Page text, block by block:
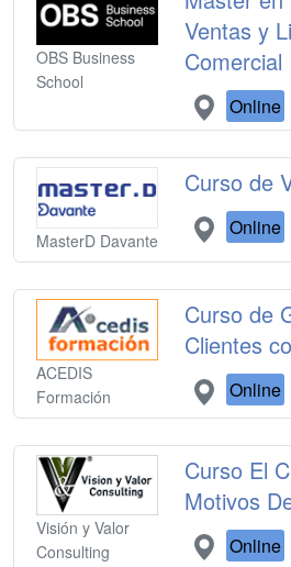
OBS Business
School
Ventas y
Comercial
Online
MasterD Davante
Curso de
Online
ACEDIS
Formación
Curso de
Clientes
Online
Visión y Valor
Consulting
Curso El
Motivos
Online